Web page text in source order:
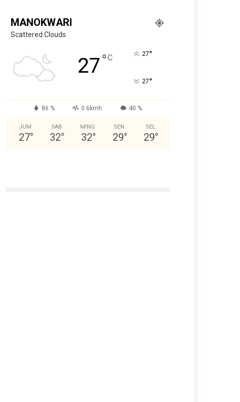
MANOKWARI
Scattered Clouds
27°C 27°
27°
86 % 0.6kmh 40 %
JUM
27°
SAB
32°
MING
32°
SEN
29°
SEL
29°